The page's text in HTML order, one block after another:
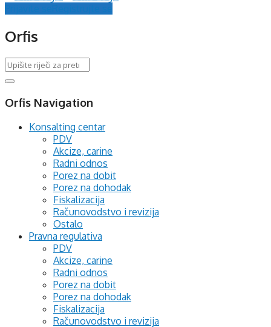
Orfis
Orfis Navigation
Konsalting centar
PDV
Akcize, carine
Radni odnos
Porez na dobit
Porez na dohodak
Fiskalizacija
Računovodstvo i revizija
Ostalo
Pravna regulativa
PDV
Akcize, carine
Radni odnos
Porez na dobit
Porez na dohodak
Fiskalizacija
Računovodstvo i revizija